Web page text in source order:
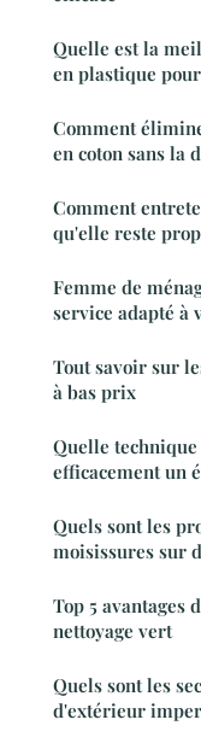
Quelle est la
en plastique
Comment
en coton sans la
Comment
qu'elle reste
Femme de
service adapté à
Tout savoir sur
à bas prix
Quelle
efficacement un
Quels sont les
moisissures sur
Top 5
nettoyage vert
Quels sont les
d'extérieur